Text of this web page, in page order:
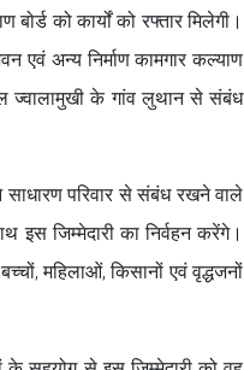
को कार्यों को रफ्तार मिलेगी।
एवं अन्य निर्माण कामगार कल्याण
ज्वालामुखी के गांव लुथान से संबंध
परिवार से संबंध रखने वाले
इस जिम्मेदारी का निर्वहन करेंगे।
महिलाओं, किसानों एवं वृद्धजनों